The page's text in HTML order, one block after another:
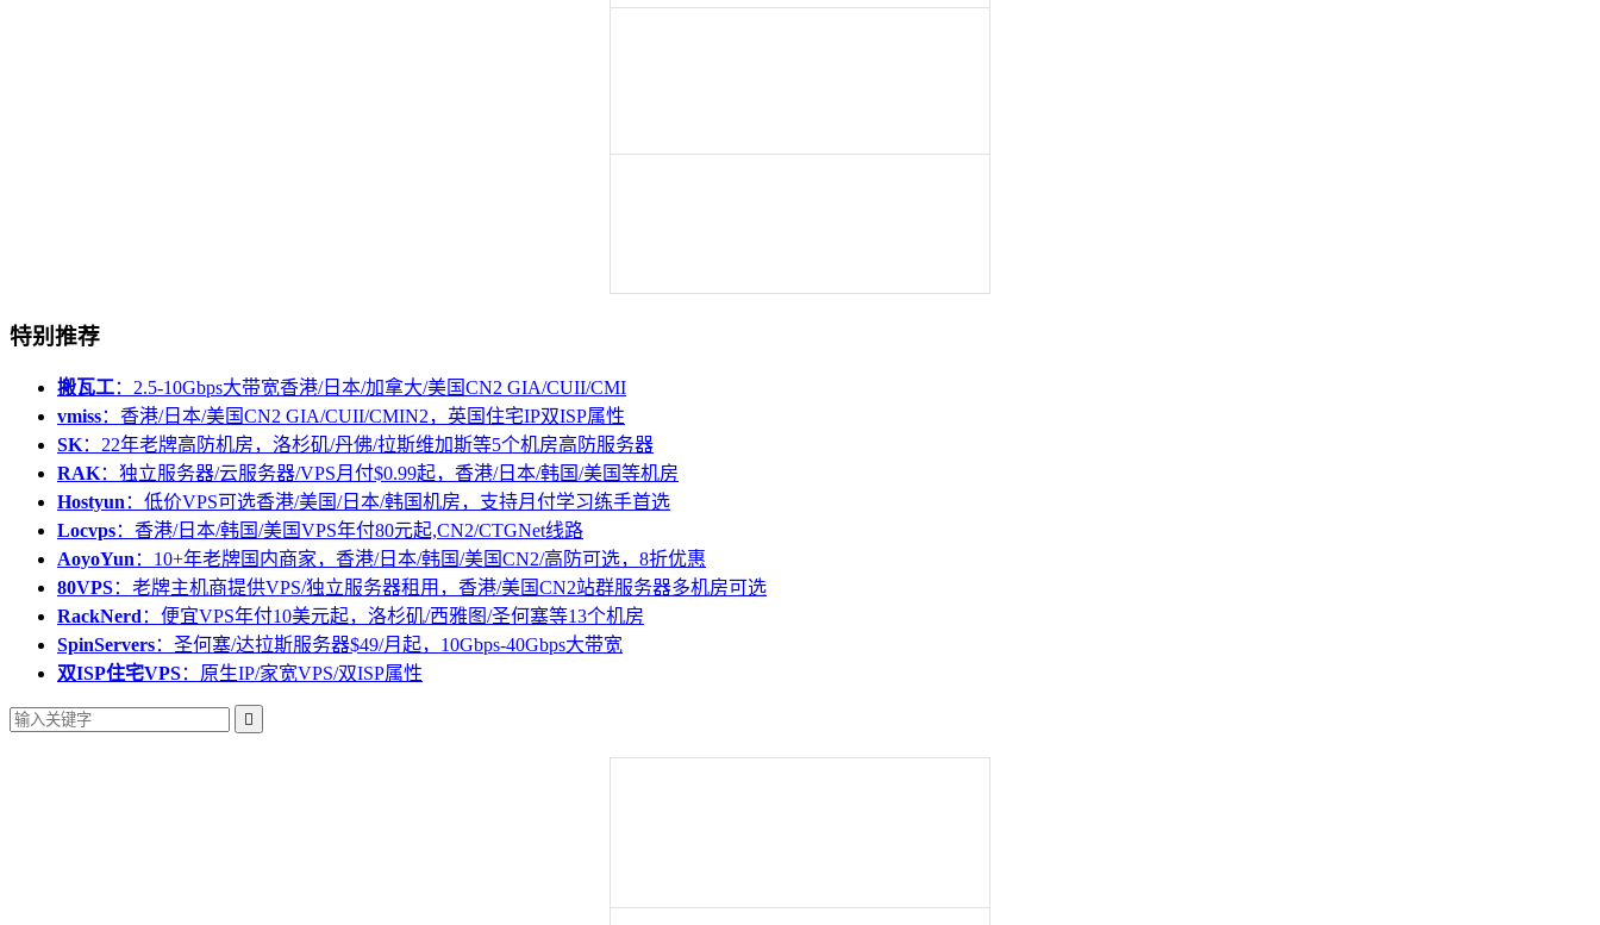
特别推荐
搬瓦工：2.5-10Gbps大带宽香港/日本/加拿大/美国CN2 GIA/CUII/CMI
vmiss：香港/日本/美国CN2 GIA/CUII/CMIN2，英国住宅IP双ISP属性
SK：22年老牌高防机房，洛杉矶/丹佛/拉斯维加斯等5个机房高防服务器
RAK：独立服务器/云服务器/VPS月付$0.99起，香港/日本/韩国/美国等机房
Hostyun ：低价VPS可选香港/美国/日本/韩国机房，支持月付学习练手首选
Locvps：香港/日本/韩国/美国VPS年付80元起,CN2/CTGNet线路
AoyoYun ：10+年老牌国内商家，香港/日本/韩国/美国CN2/高防可选，8折优惠
80VPS：老牌主机商提供VPS/独立服务器租用，香港/美国CN2站群服务器多机房可选
RackNerd ：便宜VPS年付10美元起，洛杉矶/西雅图/圣何塞等13个机房
SpinServers：圣何塞/达拉斯服务器$49/月起，10Gbps-40Gbps大带宽
双ISP住宅VPS：原生IP/家宽VPS/双ISP属性
